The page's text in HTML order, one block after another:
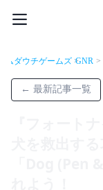
ムダウチゲームズ GNR
← 最新記事一覧